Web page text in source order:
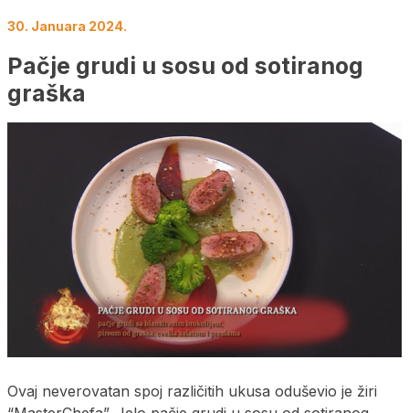
30. Januara 2024.
Pačje grudi u sosu od sotiranog
graška
Ovaj neverovatan spoj različitih ukusa oduševio je žiri